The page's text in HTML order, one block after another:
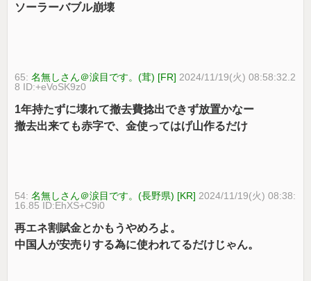
ソーラーバブル崩壊
65:名無しさん＠涙目です。(茸) [FR] 2024/11/19(火) 08:58:32.2
8 ID:+eVoSK9z0
1年持たずに壊れて撤去費捻出できず放置かなー
撤去出来ても赤字で、金使ってはげ山作るだけ
54:名無しさん＠涙目です。(長野県) [KR] 2024/11/19(火) 08:38:
16.85 ID:EhXS+C9i0
再エネ割賦金とかもうやめろよ。
中国人が安売りする為に使われてるだけじゃん。